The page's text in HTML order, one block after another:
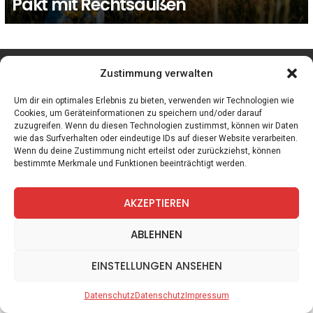
Zustimmung verwalten
Um dir ein optimales Erlebnis zu bieten, verwenden wir Technologien wie
Cookies, um Geräteinformationen zu speichern und/oder darauf
zuzugreifen. Wenn du diesen Technologien zustimmst, können wir Daten
wie das Surfverhalten oder eindeutige IDs auf dieser Website verarbeiten.
Wenn du deine Zustimmung nicht erteilst oder zurückziehst, können
bestimmte Merkmale und Funktionen beeinträchtigt werden.
AKZEPTIEREN
ABLEHNEN
EINSTELLUNGEN ANSEHEN
DatenschutzDatenschutzImpressum
facebook instagram
Spiele Zitate Kontakt Datenschutz Impressum